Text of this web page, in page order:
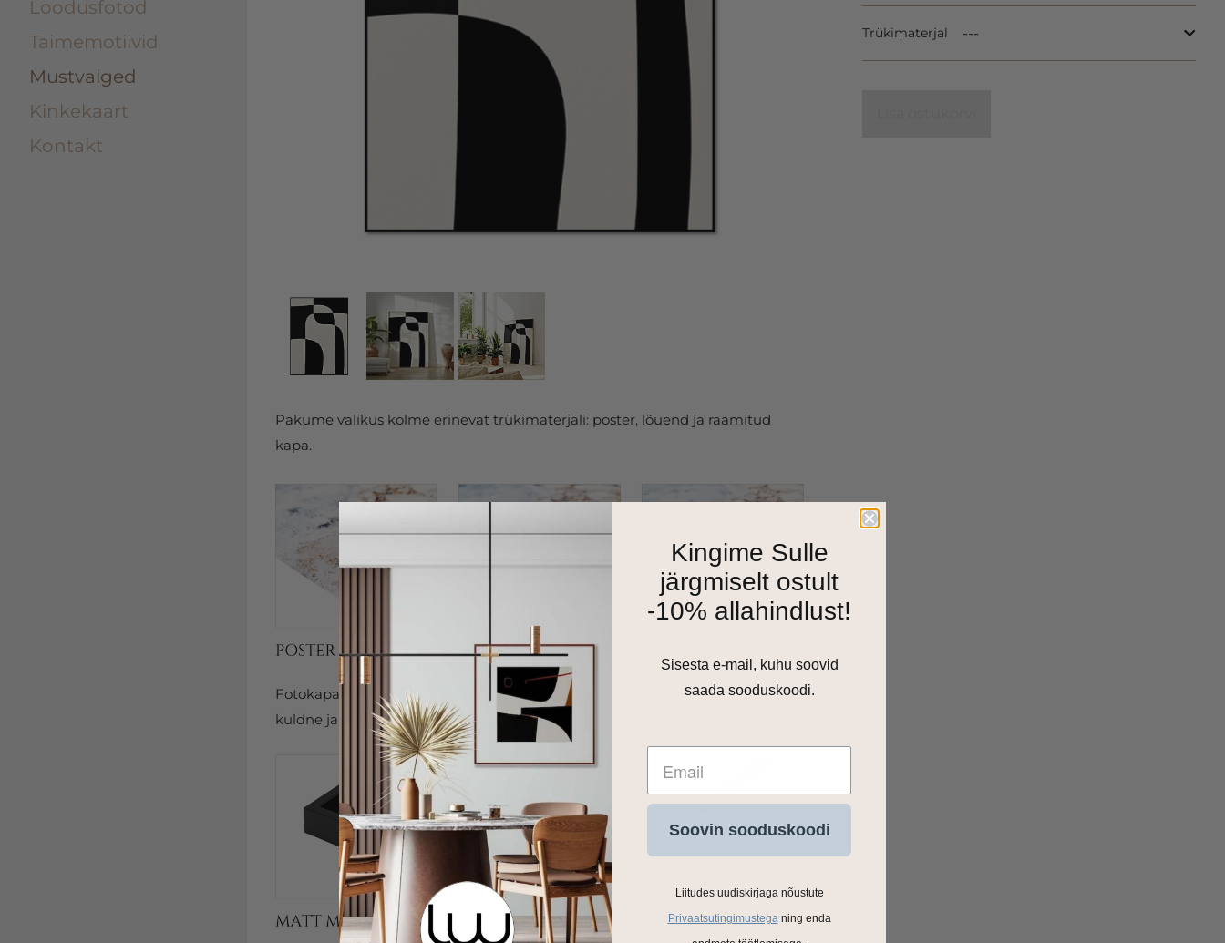
Loodusfotod
Taimemotiivid
Mustvalged
Kinkekaart
Kontakt
Pakume valikus kolme erinevat trükimaterjali: poster, lõuend ja raamitud
kapa.
Fotokapal on kitsas 1cm harjatud alumiiniumraam. Valikus on matt must,
kuldne ja hõbedane toon.
Trükimaterjal
Kingime Sulle
järgmiselt ostult
-10% allahindlust!
Sisesta e-mail, kuhu soovid
saada sooduskoodi.
Soovin sooduskoodi
Liitudes uudiskirjaga nõustute
Privaatsutingimustega ning enda